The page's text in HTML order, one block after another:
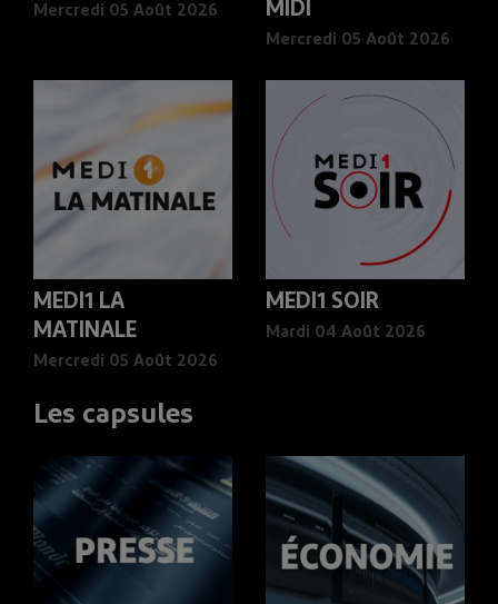
Mercredi 05 Août 2026 MIDI
Mercredi 05 Août 2026
MEDI1 LA
MATINALE
Mercredi 05 Août 2026
MEDI1 SOIR
Mardi 04 Août 2026
Les capsules